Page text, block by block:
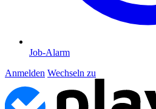
Job-Alarm
Anmelden Wechseln zu